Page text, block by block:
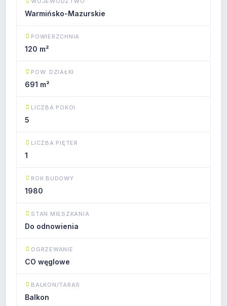
Warmińsko-Mazurskie
POWIERZCHNIA
120 m²
POW. DZIAŁKI
691 m²
LICZBA POKOI
5
LICZBA PIĘTER
1
ROK BUDOWY
1980
STAN MIESZKANIA
Do odnowienia
OGRZEWANIE
CO węglowe
BALKON/TARAS
Balkon